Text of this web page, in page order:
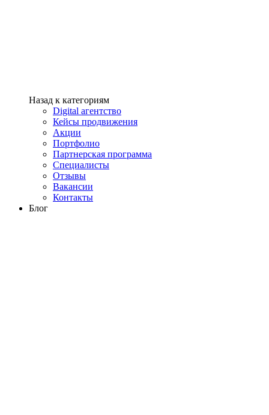
Назад к категориям
Digital агентство
Кейсы продвижения
Акции
Портфолио
Партнерская программа
Специалисты
Отзывы
Вакансии
Контакты
Блог